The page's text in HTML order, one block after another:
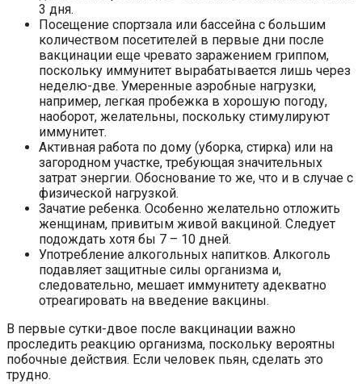
3 дня.
Посещение спортзала или бассейна с большим
количеством посетителей в первые дни после
вакцинации еще чревато заражением гриппом,
поскольку иммунитет вырабатывается лишь через
неделю-две. Умеренные аэробные нагрузки,
например, легкая пробежка в хорошую погоду,
наоборот, желательны, поскольку стимулируют
иммунитет.
Активная работа по дому (уборка, стирка) или на
загородном участке, требующая значительных
затрат энергии. Обоснование то же, что и в случае с
физической нагрузкой.
Зачатие ребенка. Особенно желательно отложить
женщинам, привитым живой вакциной. Следует
подождать хотя бы 7 – 10 дней.
Употребление алкогольных напитков. Алкоголь
подавляет защитные силы организма и,
следовательно, мешает иммунитету адекватно
отреагировать на введение вакцины.
В первые сутки-двое после вакцинации важно
проследить реакцию организма, поскольку вероятны
побочные действия. Если человек пьян, сделать это
трудно.